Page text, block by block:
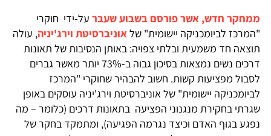
ממחקר חדש, אשר פורסם בשבוע שעבר על-ידי חוקרי
"המרכז לביומכניקה יישומית" שלאוניברסיטת וירג'יניה, עולה
תוצאה חד משמעית ובלתי צפויה: באותן הנסיבות של תאונות
דרכים נשים נמצאות בסיכון גבוה ב-73% יותר מאשר גברים
לסבול מפציעות קשות. חשוב להבהיר שחוקרי "המרכז
לביומכניקה יישומית" של אוניברסיטת וירג'יניה עוסקים באופן
שגרתי בחקירת מנגנוני הפציעה בתאונות דרכים (כלומר – מה
נפגע בגוף האדם וכיצד נגרמה הפגיעה), ומתמקד בחקר של